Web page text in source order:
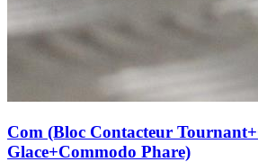
Com (Bloc Contacteur
Glace+Commodo Phare)